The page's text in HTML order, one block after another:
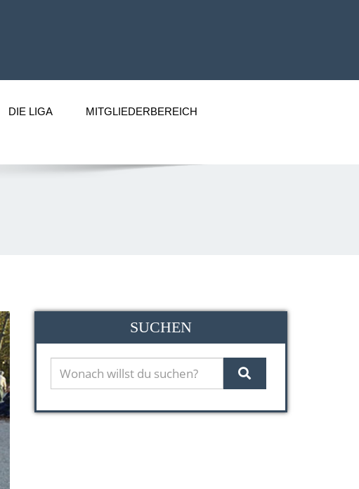
DIE LIGA MITGLIEDERBEREICH
SUCHEN